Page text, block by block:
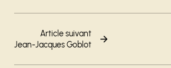
Article suivant
Jean-Jacques Goblot